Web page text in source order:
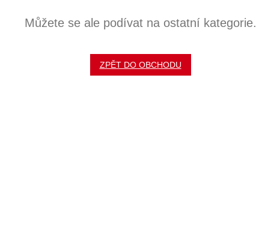
Můžete se ale podívat na ostatní kategorie.
ZPĚT DO OBCHODU